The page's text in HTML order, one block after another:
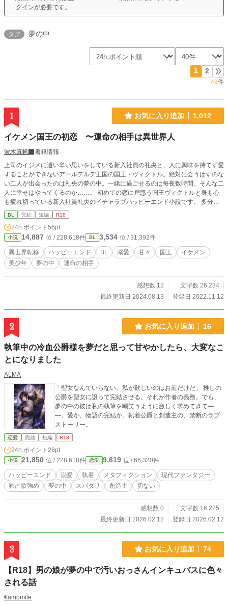
グインが必要です。
タグ 夢の中
1 2
49件
1 お気に入り追加 1,012
イケメン国王の初恋 〜運命の相手は異世界人
波木真帆
書籍情報
上司のイジメに遭い辛い思いをしている新入社員の礼央と、人に興味を持てず愛
することができないアールデルデ王国の国王・ヴィクトル。絶対に会うはずのな
い二人が出会ったのは礼央の夢の中。一緒に過ごせるのは毎夜数時間。そんな二
人に幸せはやってくるのか……。 初めての恋に戸惑う国王ヴィクトルと身も心
も疲れ切っている新入社員礼央のイチャラブハッピーエンド小説です。 多分長
くはならない予定です。 しばらく不定期更新となります。 R18には※つけま
す。
BL 完結 短編 R18
24h.ポイント 56pt
小説 14,887 位 / 228,618件 BL 3,534 位 / 31,392件
異世界転移 ハッピーエンド BL 溺愛 甘々 国王
イケメン
美少年
夢の中 運命の相手
感想数 12
文字数 26,234
最終更新日 2024.08.13
登録日 2022.11.12
2 お気に入り追加 16
執筆中の冷血公爵様を夢だと思って甘やかしたら、大変なこ
とになりました
ALMA
「聖女なんていらない。私が欲しいのはお前だけだ」 推しの
公爵を聖女に譲って完結させる。それが作者の義務。でも、
夢の中の彼は私の執筆を嘲笑うように激しく求めてきて―
―。愛か、物語の完結か。執着公爵と創造主の、禁断のラブ
ストーリー。
恋愛 完結 短編 R18
24h.ポイント 28pt
小説 21,850 位 / 228,618件 恋愛 9,619 位 / 66,320件
ハッピーエンド 溺愛 執着 メタフィクション
現代ファンタジー
独占欲強め
夢の中 スパダリ 創造主 切ない
感想数 0
文字数 16,225
最終更新日 2026.02.12
登録日 2026.02.12
3 お気に入り追加 74
【R18】男の娘が夢の中で汚いおっさんインキュバスに色々
される話
€amomile